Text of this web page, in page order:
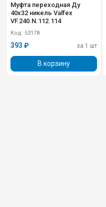
Муфта переходная Ду
40х32 никель Valfex
VF.240.N.112.114
Код: 53178
393 ₽ за 1 шт
В корзину